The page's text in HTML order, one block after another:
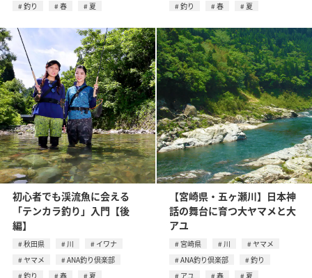
釣り
春 夏
釣り
春 夏
初心者でも渓流魚に会える
「テンカラ釣り」入門【後
編】
秋田県 川
イワナ
ヤマメ
ANA釣り倶楽部
釣り
春 夏
【宮崎県・五ヶ瀬川】日本神
話の舞台に育つ大ヤマメと大
アユ
宮崎県 川
ヤマメ
ANA釣り倶楽部
釣り
アユ
春 夏